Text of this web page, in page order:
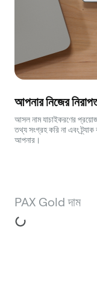
আপনার নিজের
আসল নাম যাচাইকরণের
তথ্য সংগ্রহ করি না এবং
আপনার।
PAX Gold দাম